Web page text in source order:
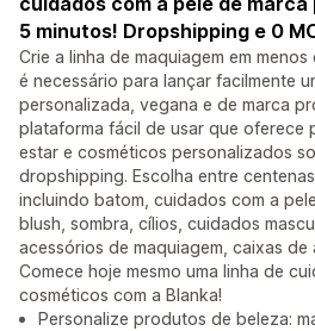
5 minutos! Dropshipping e 0
Crie a linha de maquiagem em
é necessário para lançar facilmente
personalizada, vegana e de marca
plataforma fácil de usar que oferece
estar e cosméticos personalizados
dropshipping. Escolha entre
incluindo batom, cuidados com a
blush, sombra, cílios, cuidados
acessórios de maquiagem, caixas de
Comece hoje mesmo uma linha de
cosméticos com a Blanka!
Personalize produtos de beleza: